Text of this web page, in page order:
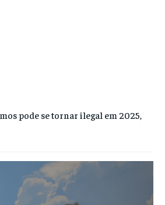
pode se tornar ilegal em 2025,